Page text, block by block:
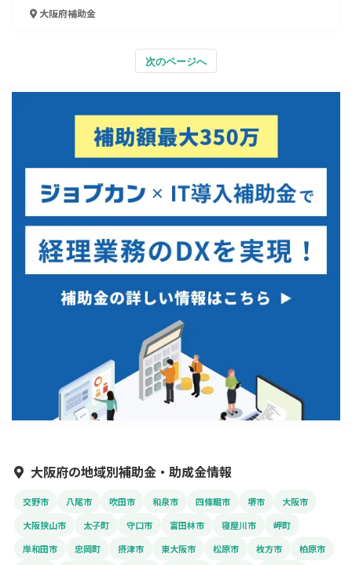
大阪府補助金
次のページへ
大阪府の地域別補助金・助成金情報
交野市 八尾市 吹田市 和泉市 四條畷市 堺市
大阪市
大阪狭山市
太子町 守口市 富田林市 寝屋川市
岬町
岸和田市
忠岡町 摂津市 東大阪市 松原市 枚方市
柏原市